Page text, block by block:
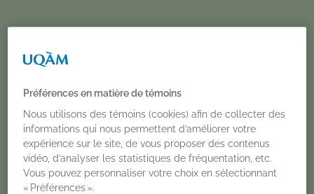
PUBLICATIONS
ET
ACTIVITÉS
Préférences en matière de témoins
Nous utilisons des témoins (cookies) afin de collecter des
informations qui nous permettent d’améliorer votre
expérience sur le site, de vous proposer des contenus
vidéo, d’analyser les statistiques de fréquentation, etc.
Vous pouvez personnaliser votre choix en sélectionnant
« Préférences ».